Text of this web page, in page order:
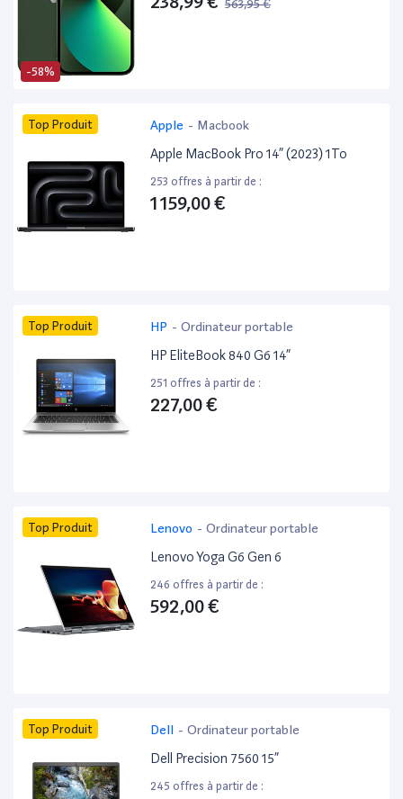
-58%
563,95 €
Top Produit Apple - Macbook
Apple MacBook Pro 14” (2023) 1To
253 offres à partir de :
1 159,00 €
Top Produit HP - Ordinateur portable
HP EliteBook 840 G6 14”
251 offres à partir de :
227,00 €
Top Produit Lenovo - Ordinateur portable
Lenovo Yoga G6 Gen 6
246 offres à partir de :
592,00 €
Top Produit Dell - Ordinateur portable
Dell Precision 7560 15”
245 offres à partir de :